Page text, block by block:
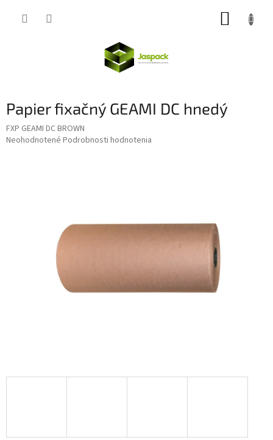
Papier fixačný GEAMI DC hnedý
FXP GEAMI DC BROWN
Priemerné
Neohodnotené Podrobnosti hodnotenia